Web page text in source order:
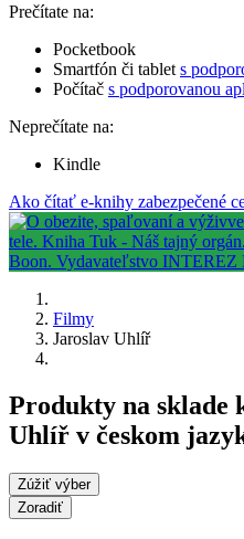
Prečítate na:
Pocketbook
Smartfón či tablet s
Počítač s podporovanou
Neprečítate na:
Kindle
Ako čítať e-knihy zabezpečené
Filmy
Jaroslav Uhlíř
Produkty na sklade
Uhlíř v českom
Zúžiť výber
Zoradiť